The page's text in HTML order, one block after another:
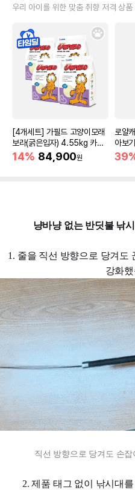
우리 아이를 위한 맞춤 취향 저격 상품
[4개세트] 가필드 고양이모래
보라(굵은입자) 4.55kg 카사
바모래
14% 84,900원
로얄
아보
냥바냥 없는 반딧불 낚
1. 줄을 직선 방향으로 당겨도
강화
직선 방향으로 당겨도 손
2. 제품 태그 없이 낚시대